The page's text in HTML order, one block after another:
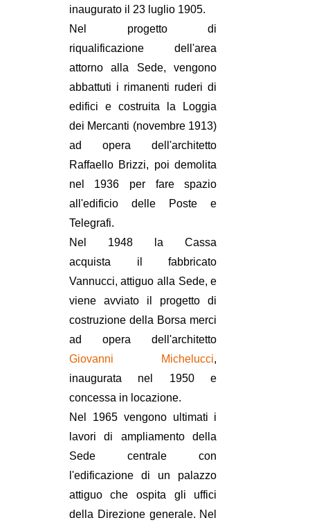
inaugurato il 23 luglio 1905.
Nel progetto di
riqualificazione dell'area
attorno alla Sede, vengono
abbattuti i rimanenti ruderi di
edifici e costruita la Loggia
dei Mercanti (novembre 1913)
ad opera dell'architetto
Raffaello Brizzi, poi demolita
nel 1936 per fare spazio
all'edificio delle Poste e
Telegrafi.
Nel 1948 la Cassa
acquista il fabbricato
Vannucci, attiguo alla Sede, e
viene avviato il progetto di
costruzione della Borsa merci
ad opera dell'architetto
Giovanni Michelucci,
inaugurata nel 1950 e
concessa in locazione.
Nel 1965 vengono ultimati i
lavori di ampliamento della
Sede centrale con
l'edificazione di un palazzo
attiguo che ospita gli uffici
della Direzione generale. Nel